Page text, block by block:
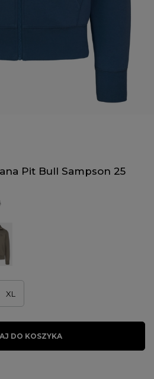
Pit Bull Sampson 25
XL
DO KOSZYKA